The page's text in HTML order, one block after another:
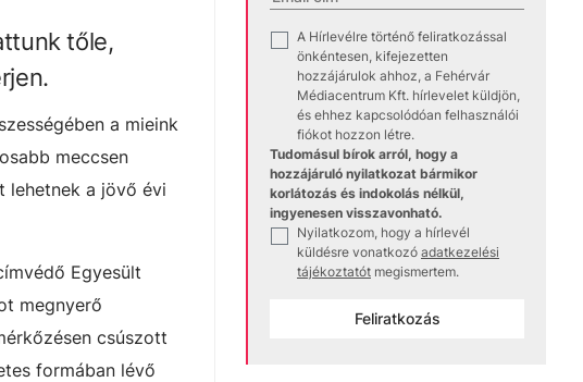
tőle,
a mieink
meccsen
lehetnek a jövő évi
Egyesült
megnyerő
csúszott
formában lévő
A Hírlevélre történő feliratkozással
önkéntesen, kifejezetten
hozzájárulok ahhoz, a Fehérvár
Médiacentrum Kft. hírlevelet küldjön,
és ehhez kapcsolódóan felhasználói
fiókot hozzon létre.
Tudomásul bírok arról, hogy a
hozzájáruló nyilatkozat bármikor
korlátozás és indokolás nélkül,
ingyenesen visszavonható.
Nyilatkozom, hogy a hírlevél
küldésre vonatkozó adatkezelési
tájékoztatót megismertem.
Feliratkozás